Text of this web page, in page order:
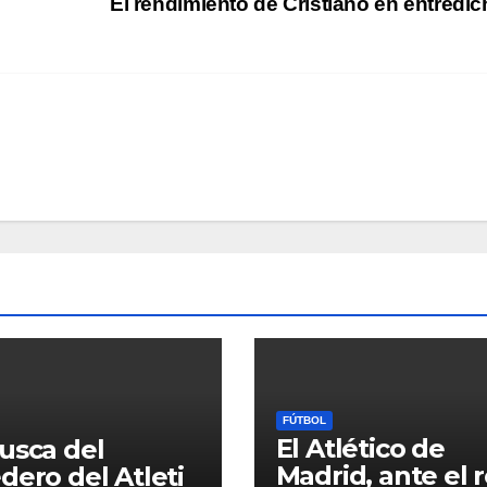
del
del Atleti
FÚTBOL
El Atlético de
Madrid, ante el